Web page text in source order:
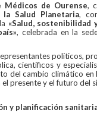
Médicos de Ourense,
Salud Planetaria,
«Salud, sostenibilidad
, celebrada en la
políticos,
científicos y
del cambio climático en
presente y el futuro del
y planificación